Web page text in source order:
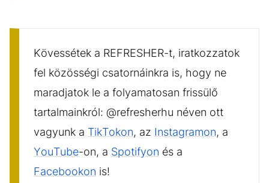
Kövessétek a REFRESHER-t, iratkozzatok
fel közösségi csatornáinkra is, hogy ne
maradjatok le a folyamatosan frissülő
tartalmainkról: @refresherhu néven ott
vagyunk a TikTokon, az Instagramon, a
YouTube-on, a Spotifyon és a
Facebookon is!